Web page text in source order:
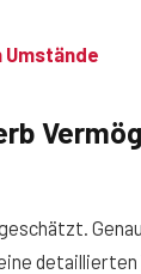
detaillierten